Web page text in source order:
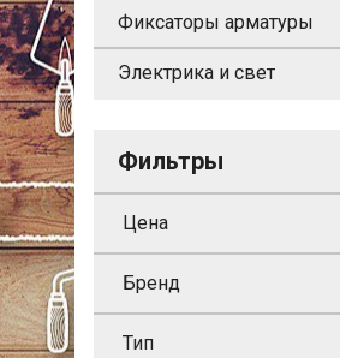
Фиксаторы арматуры
Электрика и свет
Фильтры
Цена
Бренд
Тип